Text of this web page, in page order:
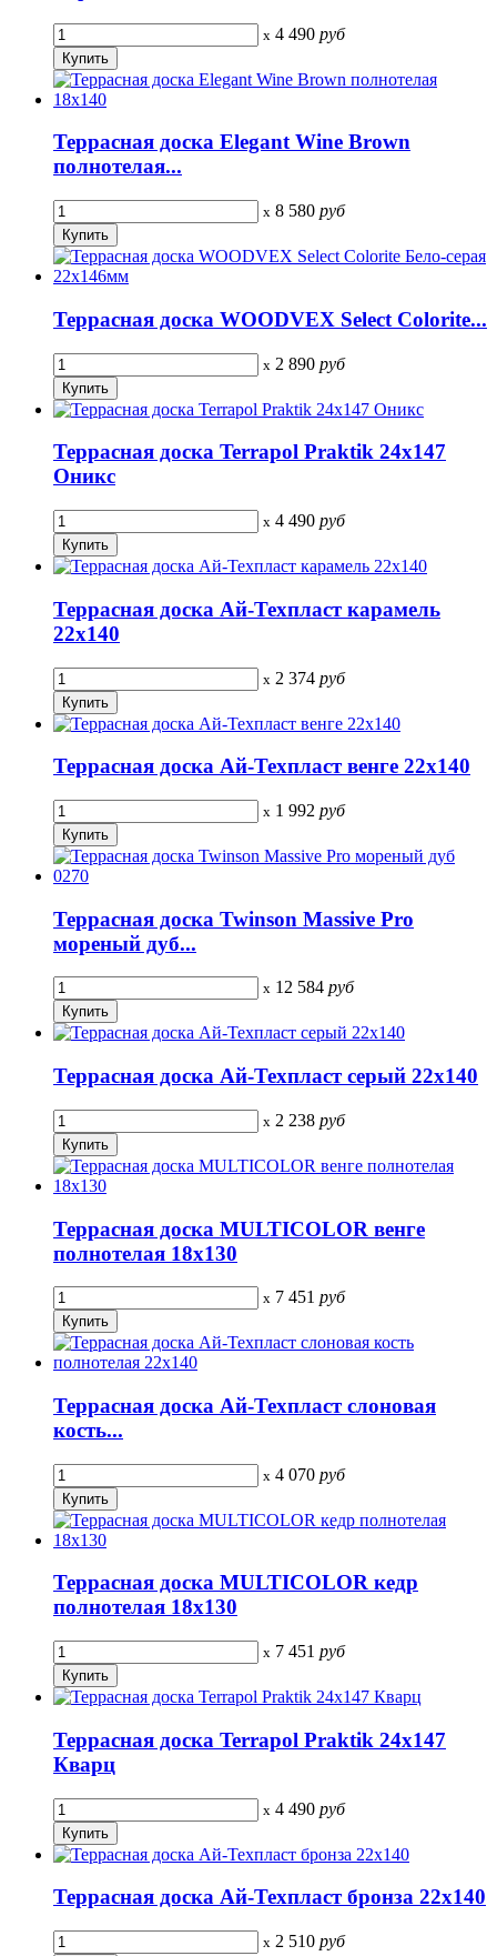
x 4 490 руб
Террасная доска Elegant Wine Brown
полнотелая...
x 8 580 руб
Террасная доска WOODVEX Select Colorite...
x 2 890 руб
Террасная доска Terrapol Praktik 24х147
Оникс
x 4 490 руб
Террасная доска Ай-Техпласт карамель
22х140
x 2 374 руб
Террасная доска Ай-Техпласт венге 22х140
x 1 992 руб
Террасная доска Twinson Massive Pro
мореный дуб...
x 12 584 руб
Террасная доска Ай-Техпласт серый 22х140
x 2 238 руб
Террасная доска MULTICOLOR венге
полнотелая 18х130
x 7 451 руб
Террасная доска Ай-Техпласт слоновая
кость...
x 4 070 руб
Террасная доска MULTICOLOR кедр
полнотелая 18х130
x 7 451 руб
Террасная доска Terrapol Praktik 24х147
Кварц
x 4 490 руб
Террасная доска Ай-Техпласт бронза 22х140
x 2 510 руб